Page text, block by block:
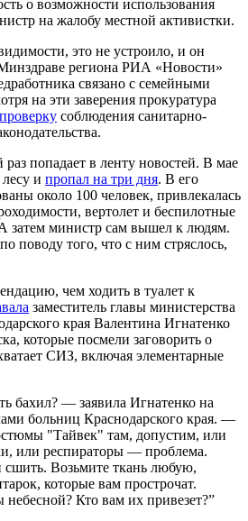
о возможности использования
на жалобу местной активистки.
это не устроило, и он
региона РИА «Новости»
связано с семейными
на эти заверения прокуратура
соблюдения санитарно-
попадает в ленту новостей. В мае
и пропал на три дня. В его
около 100 человек, привлекалась
вертолет и беспилотные
затем министр сам вышел к людям.
поводу того, что с ним стряслось,
чем ходить в туалет к
заместитель главы министерства
края Валентина Игнатенко
которые посмели заговорить о
СИЗ, включая элементарные
бахил? — заявила Игнатенко на
больниц Краснодарского края. —
"Тайвек" там, допустим, или
или респираторы — проблема.
Возьмите ткань любую,
которые вам прострочат.
Кто вам их привезет?”